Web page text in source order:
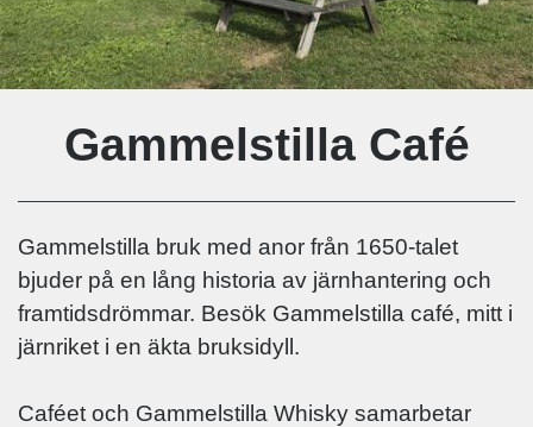
Gammelstilla Café
Gammelstilla bruk med anor från 1650-talet
bjuder på en lång historia av järnhantering och
framtidsdrömmar. Besök Gammelstilla café, mitt i
järnriket i en äkta bruksidyll.
Caféet och Gammelstilla Whisky samarbetar